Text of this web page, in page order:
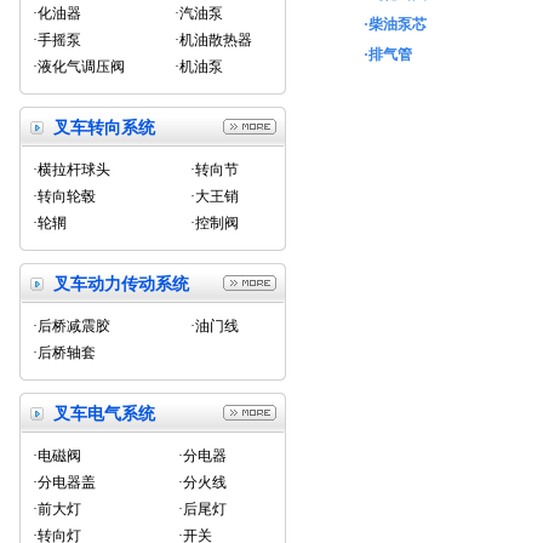
·化油器
·汽油泵
·手摇泵
·机油散热器
·液化气调压阀
·机油泵
叉车转向系统
·横拉杆球头
·转向节
·转向轮毂
·大王销
·轮辋
·控制阀
叉车动力传动系统
·后桥减震胶
·油门线
·后桥轴套
叉车电气系统
·电磁阀
·分电器
·分电器盖
·分火线
·前大灯
·后尾灯
·转向灯
·开关
·柴油泵芯
·排气管